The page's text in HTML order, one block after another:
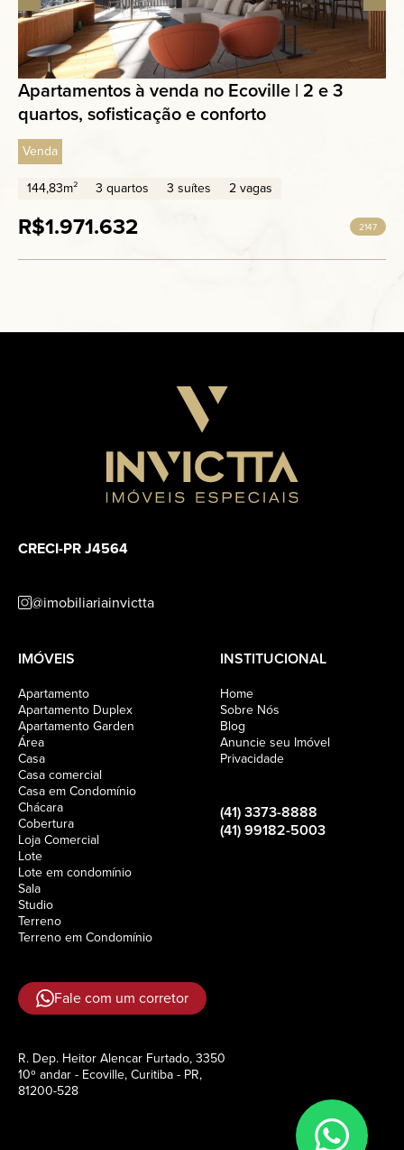
Apartamentos à venda no Ecoville | 2 e 3
quartos, sofisticação e conforto
Venda
144,83m²
3 quartos 3 suítes 2 vagas
R$1.971.632 2147
CRECI-PR J4564
@imobiliariainvictta
IMÓVEIS
Apartamento
Apartamento Duplex
Apartamento Garden
Área
Casa
Casa comercial
Casa em Condomínio
Chácara
Cobertura
Loja Comercial
Lote
Lote em condomínio
Sala
Studio
Terreno
Terreno em Condomínio
INSTITUCIONAL
Home
Sobre Nós
Blog
Anuncie seu Imóvel
Privacidade
(41) 3373-8888
(41) 99182-5003
Fale com um corretor
R. Dep. Heitor Alencar Furtado, 3350
10º andar - Ecoville, Curitiba - PR,
81200-528